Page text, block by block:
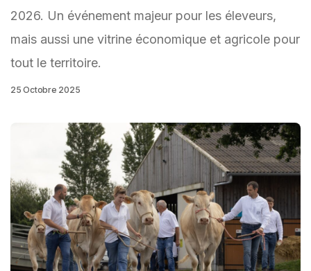
2026. Un événement majeur pour les éleveurs,
mais aussi une vitrine économique et agricole pour
tout le territoire.
25 Octobre 2025